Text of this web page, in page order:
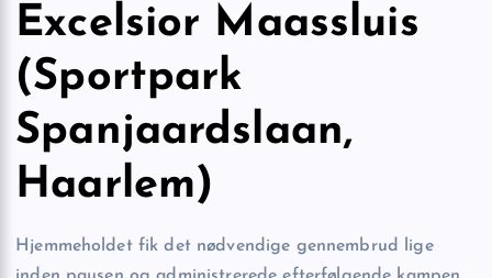
Excelsior Maassluis
(Sportpark
Spanjaardslaan,
Haarlem)
Hjemmeholdet fik det nødvendige gennembrud lige